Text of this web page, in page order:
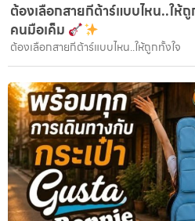
ต้องเลือกสายกีต้าร์แบบไหน..ให้
คนมือเค็ม
ต้องเลือกสายกีต้าร์แบบไหน..ให้ถูกทั้งใจ